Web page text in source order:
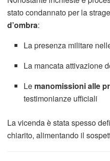
stato condannato per la
d’ombra:
La presenza militare
La mancata attivazione
Le manomissioni alle
testimonianze ufficiali
La vicenda è stata spesso
chiarito, alimentando il